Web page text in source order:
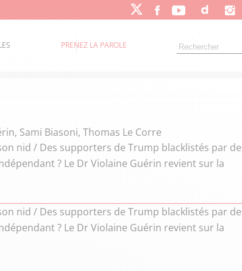
PRENEZ LA PAROLE
Sami Biasoni, Thomas Le Corre
nid / Des supporters de Trump blacklistés par
? Le Dr Violaine Guérin revient sur la
nid / Des supporters de Trump blacklistés par
? Le Dr Violaine Guérin revient sur la